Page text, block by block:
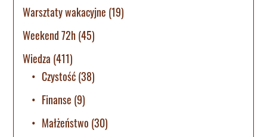
Warsztaty wakacyjne (19)
Weekend 72h(45)
Wiedza (411)
Czystość(38)
Finanse (9)
Małżeństwo (30)